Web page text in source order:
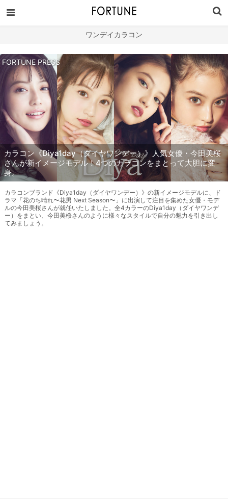
ワンデイカラコン
FORTUNE PRESS
カラコン《Diya1day（ダイヤワンデー）》人気女優・今田美桜
さんが新イメージモデル！4つのカラコンをまとって大胆に変
身。
カラコンブランド《Diya1day（ダイヤワンデー）》の新イメージモデルに、ド
ラマ「花のち晴れ〜花男 Next Season〜」に出演して注目を集めた女優・モデ
ルの今田美桜さんが就任いたしました。全4カラーのDiya1day（ダイヤワンデ
ー）をまとい、今田美桜さんのように様々なスタイルで自分の魅力を引き出し
てみましょう。